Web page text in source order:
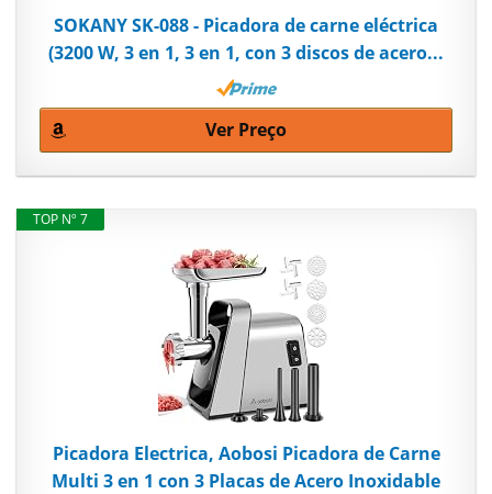
SOKANY SK-088 - Picadora de carne eléctrica
(3200 W, 3 en 1, 3 en 1, con 3 discos de acero...
Ver Preço
TOP Nº 7
Picadora Electrica, Aobosi Picadora de Carne
Multi 3 en 1 con 3 Placas de Acero Inoxidable